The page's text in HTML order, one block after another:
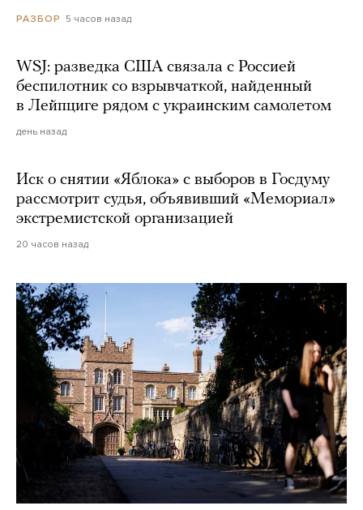
РАЗБОР 5 часов назад
WSJ: разведка США связала с Россией
беспилотник со взрывчаткой, найденный
в Лейпциге рядом с украинским самолетом
день назад
Иск о снятии «Яблока» с выборов в Госдуму
рассмотрит судья, объявивший «Мемориал»
экстремистской организацией
20 часов назад